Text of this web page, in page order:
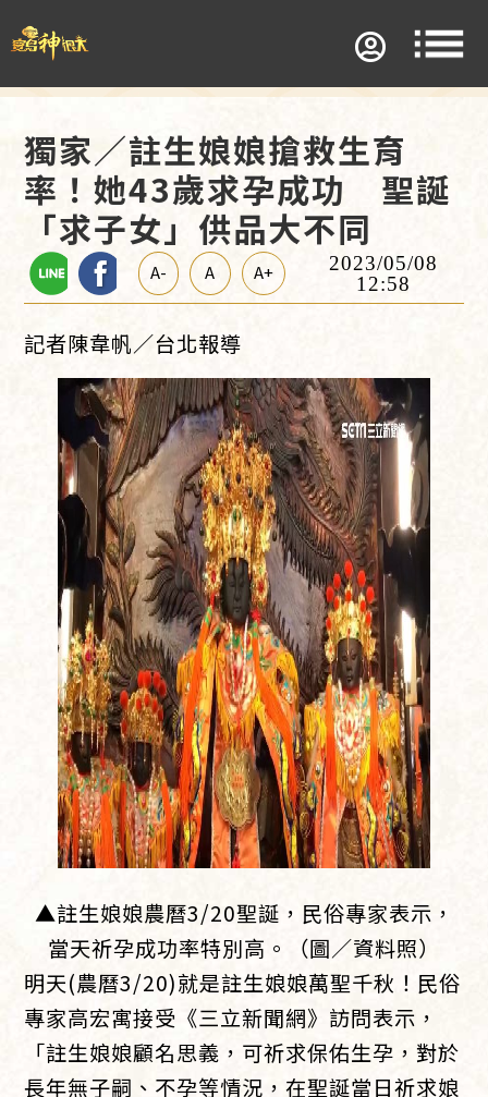
獨家／註生娘娘搶救生育
率！她43歲求孕成功 聖誕
「求子女」供品大不同
A- A A+
2023/05/08
12:58
記者陳韋帆／台北報導
▲註生娘娘農曆3/20聖誕，民俗專家表示，
當天祈孕成功率特別高。（圖／資料照）
明天(農曆3/20)就是註生娘娘萬聖千秋！民俗
專家高宏寓接受《三立新聞網》訪問表示，
「註生娘娘顧名思義，可祈求保佑生孕，對於
長年無子嗣、不孕等情況，在聖誕當日祈求娘